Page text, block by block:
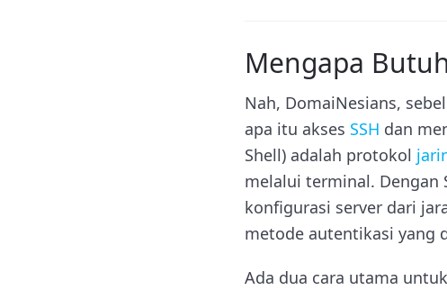
Mengapa
Nah, DomaiNesians,
apa itu akses SSH dan
Shell) adalah protokol
melalui terminal. Dengan
konfigurasi server dari
metode autentikasi yang
Ada dua cara utama